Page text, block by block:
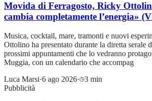
Movida di Ferragosto, Ricky
cambia completamente l’energia»
Musica, cocktail, mare, tramonti e nuovi
Ottolino ha presentato durante la diretta serale
prossimi appuntamenti che lo vedranno
Muggia, con un calendario che accompag
Luca Marsi·6 ago 2026·
3 min
Pubblicità